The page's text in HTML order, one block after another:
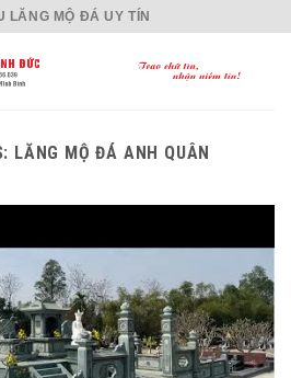
LĂNG MỘ ĐÁ UY TÍN
LĂNG MỘ ĐÁ ANH QUÂN